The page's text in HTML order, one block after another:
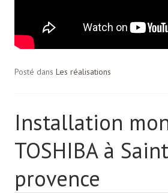
Posté dans Les réalisations
Installation
TOSHIBA à
provence